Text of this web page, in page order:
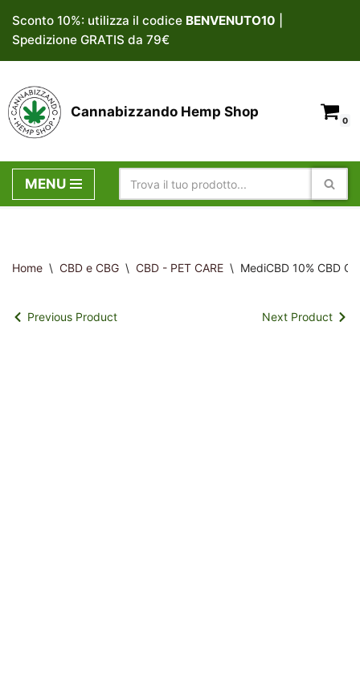
Vai
al
contenuto
Sconto 10%: utilizza il codice BENVENUTO10
Spedizione GRATIS da 79€
Cannabizzando Hemp Shop
0
MENU
Home \ CBD e CBG \ CBD - PET CARE \ MediCBD 10% CBD
Previous Product Next Product